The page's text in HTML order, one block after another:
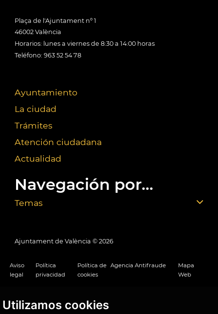
Utilizamos cookies
Plaça de l'Ajuntament nº 1
46002 València
Horarios: lunes a viernes de 8:30 a 14:00 horas
Teléfono: 963 52 54 78
Ayuntamiento
La ciudad
Trámites
Atención ciudadana
Actualidad
Navegación por...
Temas
Ajuntament de València © 2026
Aviso
legal
Política
privacidad
Política de
cookies
Agencia Antifraude
Mapa
Web